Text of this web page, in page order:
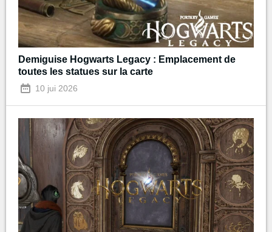
Demiguise Hogwarts Legacy : Emplacement de
toutes les statues sur la carte
10 jui 2026